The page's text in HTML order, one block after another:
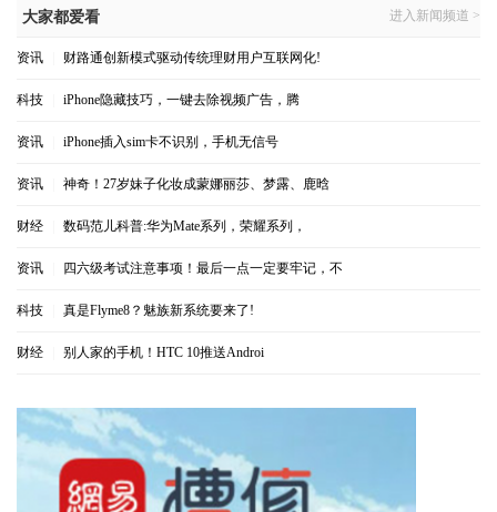
大家都爱看 进入新闻频道 >
资讯 财路通创新模式驱动传统理财用户互联网化!
科技 iPhone隐藏技巧，一键去除视频广告，腾
资讯 iPhone插入sim卡不识别，手机无信号
资讯 神奇！27岁妹子化妆成蒙娜丽莎、梦露、鹿晗
财经 数码范儿科普:华为Mate系列，荣耀系列，
资讯 四六级考试注意事项！最后一点一定要牢记，不
科技 真是Flyme8？魅族新系统要来了!
财经 别人家的手机！HTC 10推送Androi